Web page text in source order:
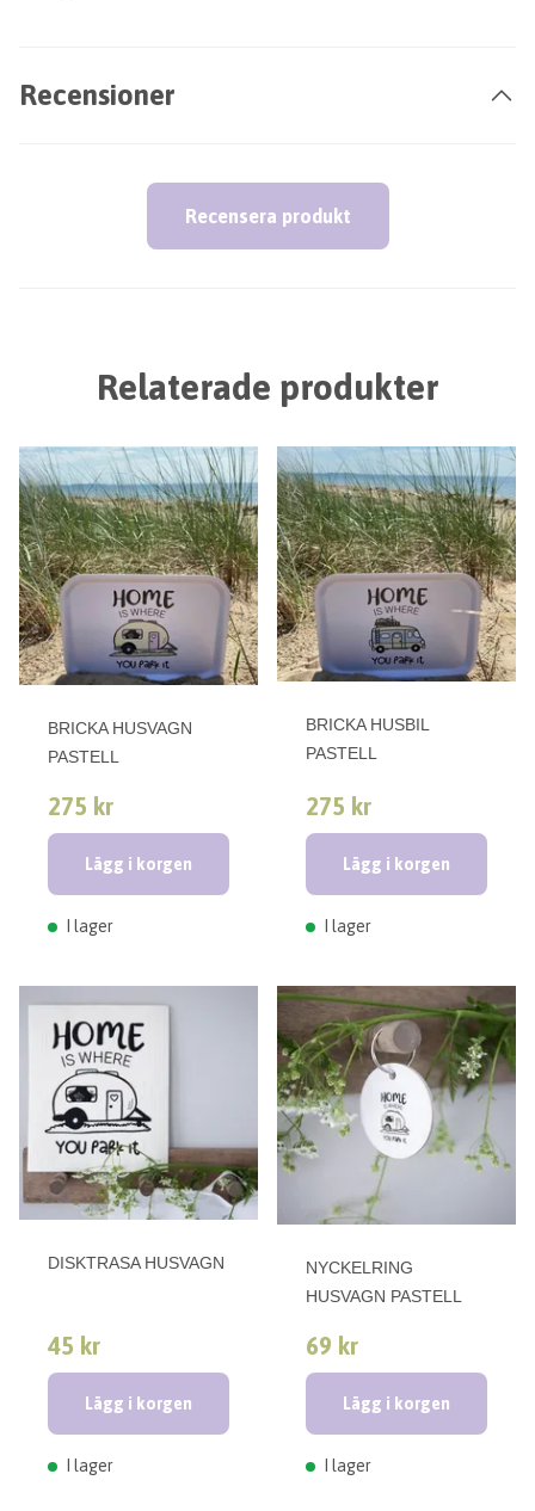
Recensioner
Recensera produkt
Relaterade produkter
BRICKA HUSVAGN
PASTELL
275 kr
Lägg i korgen
I lager
BRICKA HUSBIL
PASTELL
275 kr
Lägg i korgen
I lager
DISKTRASA HUSVAGN
45 kr
Lägg i korgen
I lager
NYCKELRING
HUSVAGN PASTELL
69 kr
Lägg i korgen
I lager